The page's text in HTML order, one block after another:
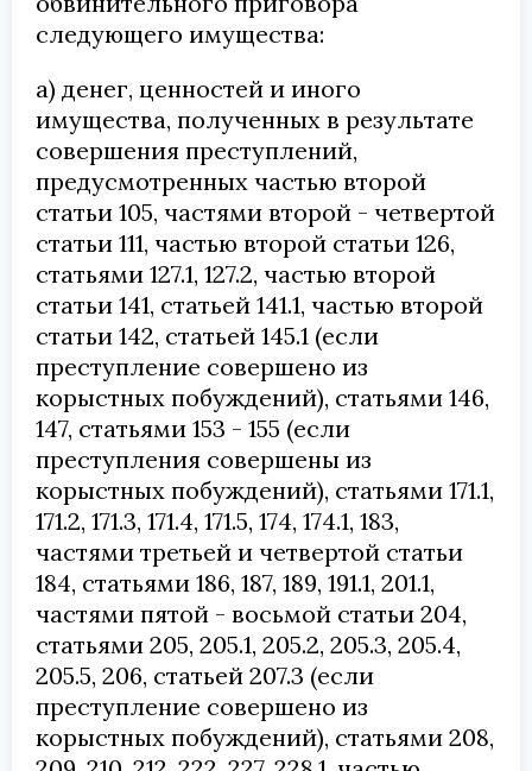
следующего имущества:
а) денег, ценностей и иного
имущества, полученных в результате
совершения преступлений,
предусмотренных частью второй
статьи 105, частями второй - четвертой
статьи 111, частью второй статьи 126,
статьями 127.1, 127.2, частью второй
статьи 141, статьей 141.1, частью второй
статьи 142, статьей 145.1 (если
преступление совершено из
корыстных побуждений), статьями 146,
147, статьями 153 - 155 (если
преступления совершены из
корыстных побуждений), статьями 171.1,
171.2, 171.3, 171.4, 171.5, 174, 174.1, 183,
частями третьей и четвертой статьи
184, статьями 186, 187, 189, 191.1, 201.1,
частями пятой - восьмой статьи 204,
статьями 205, 205.1, 205.2, 205.3, 205.4,
205.5, 206, статьей 207.3 (если
преступление совершено из
корыстных побуждений), статьями 208,